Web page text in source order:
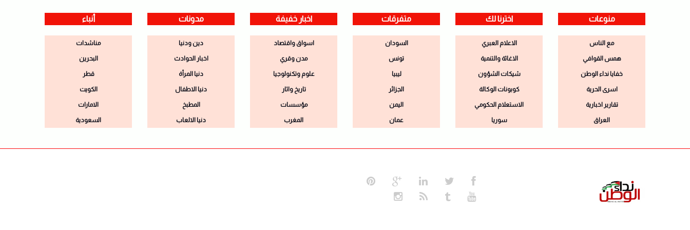
منوعات
مع الناس
همس القوافي
خفايا نداء الوطن
اسرى الحرية
تقارير اخبارية
العراق
اخترنا لك
الاعلام العبري
الاغاثة والتنمية
شيكات الشؤون
كوبونات الوكالة
الاستعلام الحكومي
سوريا
متفرقات
السودان
تونس
ليبيا
الجزائر
اليمن
عمان
اخبار خفيفة
اسواق واقتصاد
مدن وقري
علوم وتكنولوجيا
تاريخ واثار
مؤسسات
المغرب
مدونات
دين ودنيا
اخبار الحوادث
دنيا المرأة
دنيا الاطفال
المطبخ
دنيا الالعاب
أنباء
مناشدات
البحرين
قطر
الكويت
الامارات
السعودية